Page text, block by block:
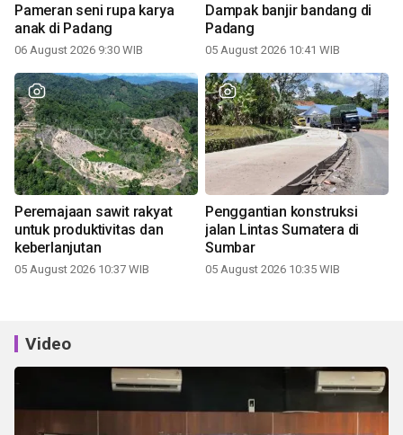
Pameran seni rupa karya
anak di Padang
06 August 2026 9:30 WIB
Dampak banjir bandang di
Padang
05 August 2026 10:41 WIB
Peremajaan sawit rakyat
untuk produktivitas dan
keberlanjutan
05 August 2026 10:37 WIB
Penggantian konstruksi
jalan Lintas Sumatera di
Sumbar
05 August 2026 10:35 WIB
Video